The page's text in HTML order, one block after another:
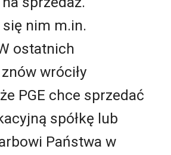
się nim m.in.
ostatnich
wróciły
PGE chce sprzedać
spółkę lub
Państwa w